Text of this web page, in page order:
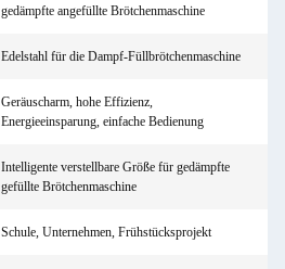
gedämpfte angefüllte Brötchenmaschine
Edelstahl für die Dampf-Füllbrötchenmaschine
Geräuscharm, hohe Effizienz,
Energieeinsparung, einfache Bedienung
Intelligente verstellbare Größe für gedämpfte
gefüllte Brötchenmaschine
Schule, Unternehmen, Frühstücksprojekt